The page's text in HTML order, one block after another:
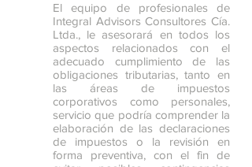
El equipo de profesionales de
Integral Advisors Consultores Cía.
Ltda., le asesorará en todos los
aspectos relacionados con el
adecuado cumplimiento de las
obligaciones tributarias, tanto en
las áreas de impuestos
corporativos como personales,
servicio que podría comprender la
elaboración de las declaraciones
de impuestos o la revisión en
forma preventiva, con el fin de